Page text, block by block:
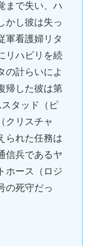
まで失い、ハ
かし彼は失っ
軍看護婦リタ
リハビリを続
の計らいによ
帰した彼は第
タッド（ピ
クリスチャ
られた任務は
信兵であるヤ
ホース（ロジ
の死守だっ